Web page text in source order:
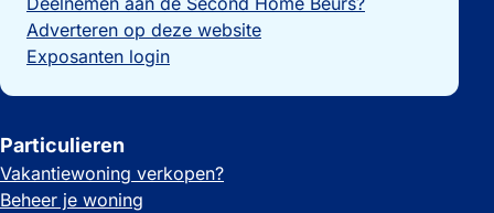
Adverteren op deze website
Exposanten login
Particulieren
Vakantiewoning verkopen?
Beheer je woning